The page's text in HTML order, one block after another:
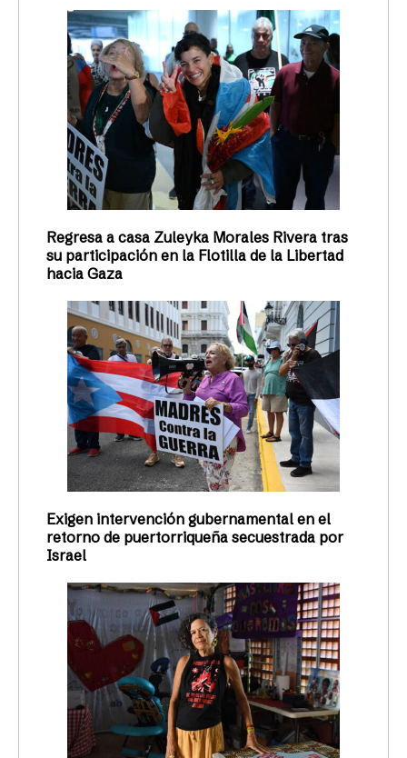
Regresa a casa Zuleyka Morales Rivera tras
su participación en la Flotilla de la Libertad
hacia Gaza
Exigen intervención gubernamental en el
retorno de puertorriqueña secuestrada por
Israel